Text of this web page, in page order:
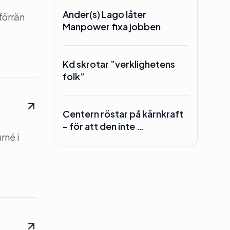
i
Ander(s) Lago låter
Manpower fixa jobben
Kd skrotar ”verklighetens
folk”
Centern röstar på kärnkraft
– för att den inte …